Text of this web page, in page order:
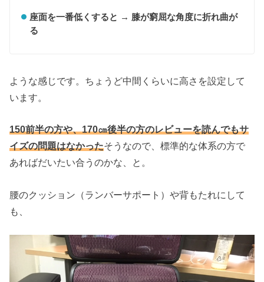
座面を一番低くすると → 膝が窮屈な角度に折れ曲が
る
ような感じです。ちょうど中間くらいに高さを設定して
います。
150前半の方や、170㎝後半の方のレビューを読んでもサ
イズの問題はなかったそうなので、標準的な体系の方で
あればだいたい合うのかな、と。
腰のクッション（ランバーサポート）や背もたれにして
も、